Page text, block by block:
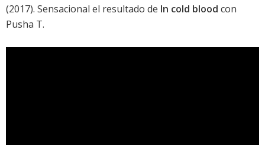
(2017). Sensacional el resultado de In cold blood con
Pusha T.